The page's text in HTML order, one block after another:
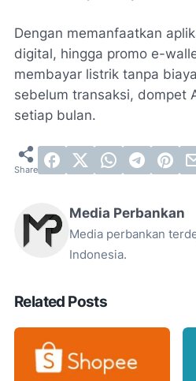
Dengan memanfaatkan
digital, hingga promo e-
membayar listrik tanpa
sebelum transaksi, dompet
setiap bulan.
Media Perbankan
Media perbankan
Indonesia.
Related Posts